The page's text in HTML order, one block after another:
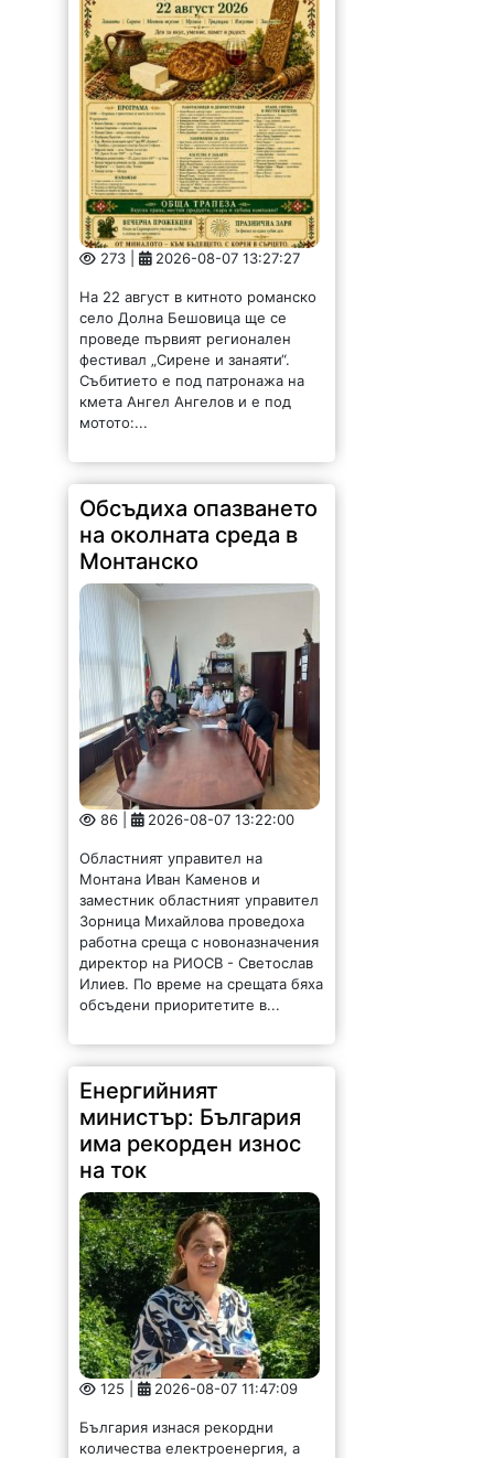
273 | 2026-08-07 13:27:27
На 22 август в китното романско
село Долна Бешовица ще се
проведе първият регионален
фестивал „Сирене и занаяти“.
Събитието е под патронажа на
кмета Ангел Ангелов и е под
мотото:...
Обсъдиха опазването
на околната среда в
Монтанско
86 | 2026-08-07 13:22:00
Областният управител на
Монтана Иван Каменов и
заместник областният управител
Зорница Михайлова проведоха
работна среща с новоназначения
директор на РИОСВ - Светослав
Илиев. По време на срещата бяха
обсъдени приоритетите в...
Енергийният
министър: България
има рекорден износ
на ток
125 | 2026-08-07 11:47:09
България изнася рекордни
количества електроенергия, а